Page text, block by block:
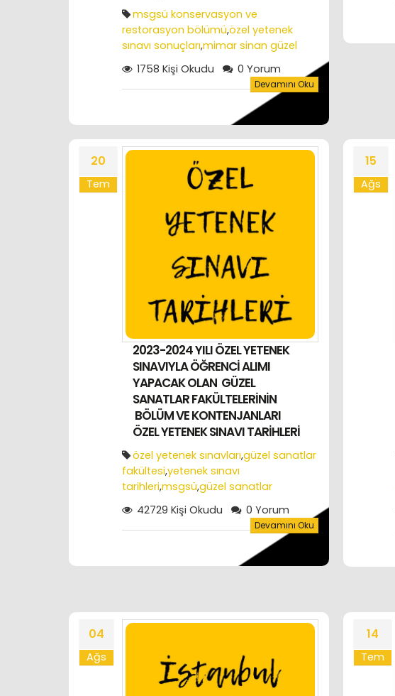
msgsü konservasyon ve
restorasyon bölümü,özel yetenek
sınavı sonuçları,mimar sinan güzel
üniversitesi msgsü
konservasyon ve
restorasyon bölümü özel yetenek
msgsü yetenek sınavı
1758 Kişi Okudu 0 Yorum
Devamını Oku
20
Tem
2023-2024 YILI ÖZEL YETENEK
SINAVIYLA ÖĞRENCİ ALIMI
YAPACAK OLAN GÜZEL
SANATLAR FAKÜLTELERİNİN
BÖLÜM VE KONTENJANLARI
ÖZEL YETENEK SINAVI TARİHLERİ
özel yetenek sınavları,güzel sanatlar
fakültesi,yetenek sınavı
tarihleri,msgsü,güzel sanatlar
lisesi,yetenek sınavları
42729 Kişi Okudu 0 Yorum
Devamını Oku
15
Ağs
04
Ağs
14
Tem